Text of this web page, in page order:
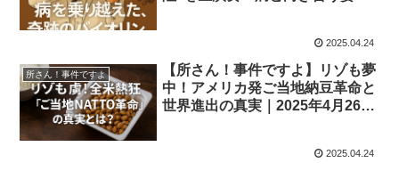
2025.04.24
所さん！事件ですよ
【所さん！事件ですよ】リゾも夢
中！アメリカ発ご当地納豆革命と
世界進出の真実｜2025年4月26日
2025.04.24